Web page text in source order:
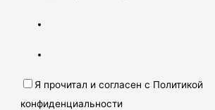
Я прочитал и согласен с Политикой
конфиденциальности